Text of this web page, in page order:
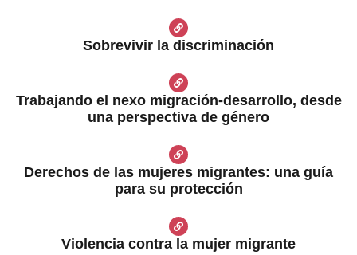
Sobrevivir la discriminación
Trabajando el nexo migración-desarrollo, desde
una perspectiva de género
Derechos de las mujeres migrantes: una guía
para su protección
Violencia contra la mujer migrante